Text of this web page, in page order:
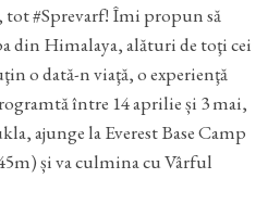
tot #Sprevarf! Îmi propun să
din Himalaya, alături de toţi cei
o dată-n viaţă, o experienţă
între 14 aprilie și 3 mai,
ajunge la Everest Base Camp
și va culmina cu Vârful